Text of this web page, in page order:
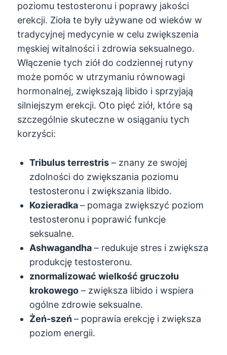
poziomu testosteronu i poprawy jakości
erekcji. Zioła te były używane od wieków w
tradycyjnej medycynie w celu zwiększenia
męskiej witalności i zdrowia seksualnego.
Włączenie tych ziół do codziennej rutyny
może pomóc w utrzymaniu równowagi
hormonalnej, zwiększają libido i sprzyjają
silniejszym erekcji. Oto pięć ziół, które są
szczególnie skuteczne w osiąganiu tych
korzyści:
Tribulus terrestris – znany ze swojej
zdolności do zwiększania poziomu
testosteronu i zwiększania libido.
Kozieradka– pomaga zwiększyć poziom
testosteronu i poprawić funkcje
seksualne.
Ashwagandha – redukuje stres i zwiększa
produkcję testosteronu.
znormalizować wielkość gruczołu
krokowego – zwiększa libido i wspiera
ogólne zdrowie seksualne.
Żeń-szeń– poprawia erekcję i zwiększa
poziom energii.